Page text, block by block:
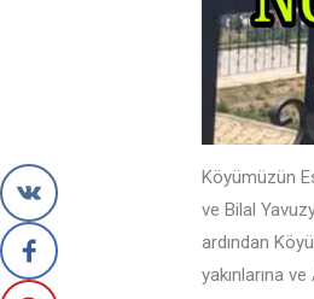
Köyümüzün
ve Bilal
ardından
yakınlarına